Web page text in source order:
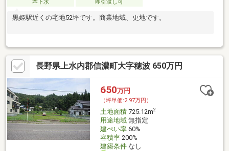
本下水 即引渡し可
黒姫駅近くの宅地52坪です。商業地域、更地です。
長野県上水内郡信濃町大字穂波 650万円
650万円
（坪単価:2.97万円）
土地面積725.12m2
用途地域無指定
建ぺい率60%
容積率200%
建築条件なし